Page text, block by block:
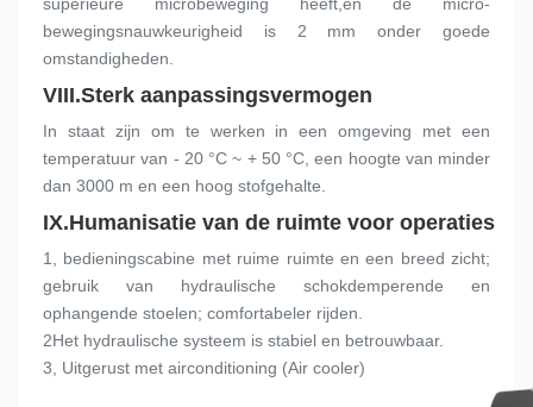
bewegingsnauwkeurigheid is 2 mm onder goede
omstandigheden.
VIII.Sterk aanpassingsvermogen
In staat zijn om te werken in een omgeving met een
temperatuur van - 20 °C ~ + 50 °C, een hoogte van minder
dan 3000 m en een hoog stofgehalte.
IX.Humanisatie van de ruimte voor operaties
1, bedieningscabine met ruime ruimte en een breed zicht;
gebruik van hydraulische schokdemperende en
ophangende stoelen; comfortabeler rijden.
2Het hydraulische systeem is stabiel en betrouwbaar.
3, Uitgerust met airconditioning (Air cooler)